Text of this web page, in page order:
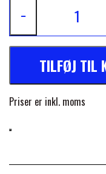
PREMIER
Beslag i rustfrit stål
PVC-belagt halestrop
Aftagelige benstropper
−
TILFØJ TIL
Priser er inkl. moms